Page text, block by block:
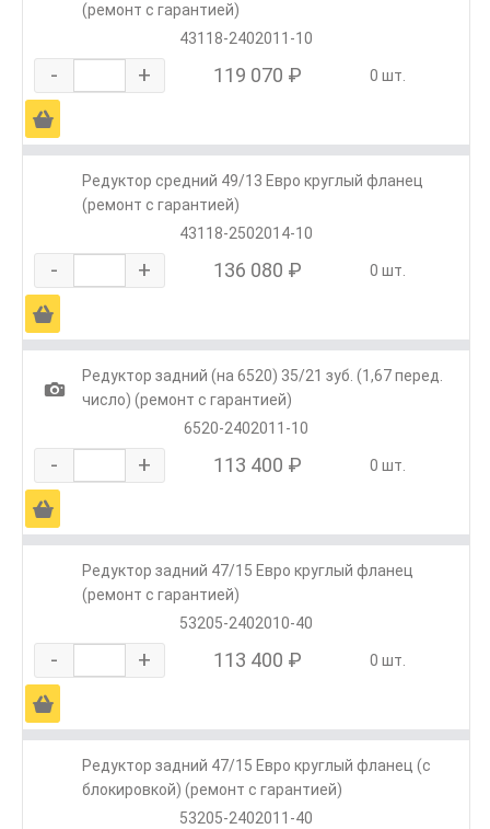
(ремонт с гарантией)
43118-2402011-10
- + 119 070 ₽ 0 шт.
Ä
Редуктор средний 49/13 Евро круглый фланец
(ремонт с гарантией)
43118-2502014-10
- + 136 080 ₽ 0 шт.
Ä
1
Редуктор задний (на 6520) 35/21 зуб. (1,67 перед.
число) (ремонт с гарантией)
6520-2402011-10
- + 113 400 ₽ 0 шт.
Ä
Редуктор задний 47/15 Евро круглый фланец
(ремонт с гарантией)
53205-2402010-40
- + 113 400 ₽ 0 шт.
Ä
Редуктор задний 47/15 Евро круглый фланец (с
блокировкой) (ремонт с гарантией)
53205-2402011-40